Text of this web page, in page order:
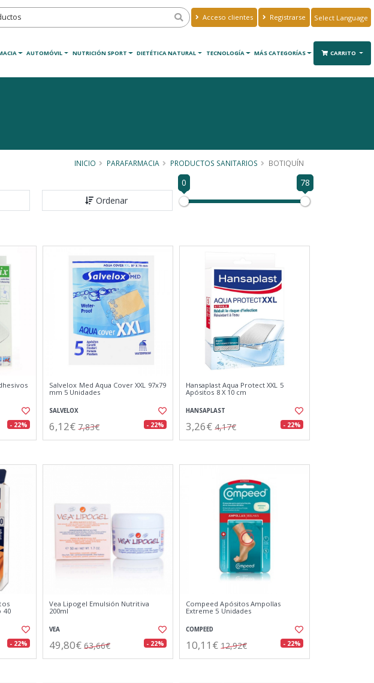
Acceso clientes Registrarse
Translate
AUTOMÓVIL NUTRICIÓN SPORT DIETÉTICA NATURAL TECNOLOGÍA MÁS CATEGORÍAS CARRITO
INICIO PARAFARMACIA PRODUCTOS SANITARIOS BOTIQUÍN
Ordenar
0 78
- 22%
Salvelox Med Aqua Cover XXL 97x79
mm 5 Unidades
SALVELOX
6,12€ 7,83€ - 22%
Hansaplast Aqua Protect XXL 5
Apósitos 8 X 10 cm
HANSAPLAST
3,26€ 4,17€ - 22%
40
- 22%
Vea Lipogel Emulsión Nutritiva
200ml
VEA
49,80€ 63,66€ - 22%
Compeed Apósitos Ampollas
Extreme 5 Unidades
COMPEED
10,11€ 12,92€ - 22%